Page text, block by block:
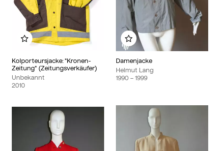
Kolporteursjacke: "Kronen-
Zeitung" (Zeitungsverkäufer)
Unbekannt
2010
Zu meinem Album hinzufügen
Damenjacke
Helmut Lang
1990 – 1999
Zu meinem Album